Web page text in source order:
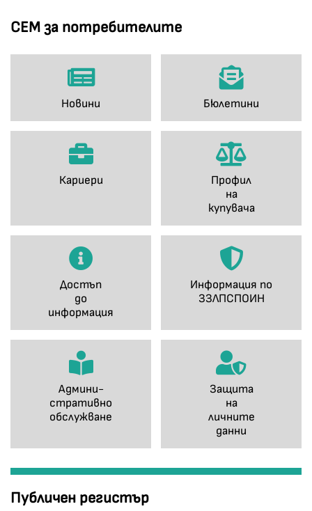
СЕМ за потребителите
Новини Бюлетини
Кариери
Профил
на
купувача
Достъп
до
информация
Информация по
ЗЗЛПСПОИН
Админи-
стративно
обслужване
Защита
на
личните
данни
Публичен регистър